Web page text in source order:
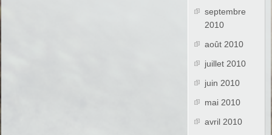
septembre
2010
août 2010
juillet 2010
juin 2010
mai 2010
avril 2010